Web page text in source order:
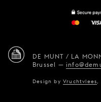
DE MUNT / LA
Brussel —
Design byVruchtvlees